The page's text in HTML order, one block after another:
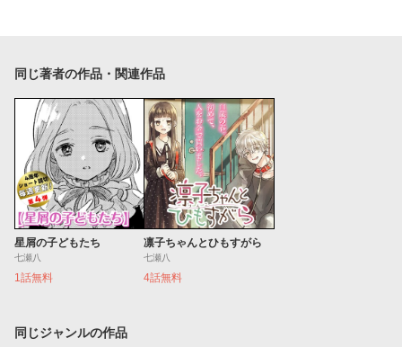
同じ著者の作品・関連作品
星屑の子どもたち
七瀬八
1話無料
凛子ちゃんとひもすがら
七瀬八
4話無料
同じジャンルの作品